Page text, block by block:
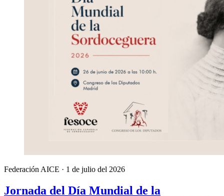
Federación AICE · 1 de julio del 2026
Jornada del Día Mundial de la